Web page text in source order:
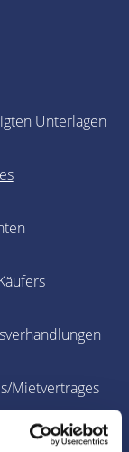
Unterlagen
Mietvertrages
des